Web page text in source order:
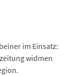
im Einsatz:
widmen